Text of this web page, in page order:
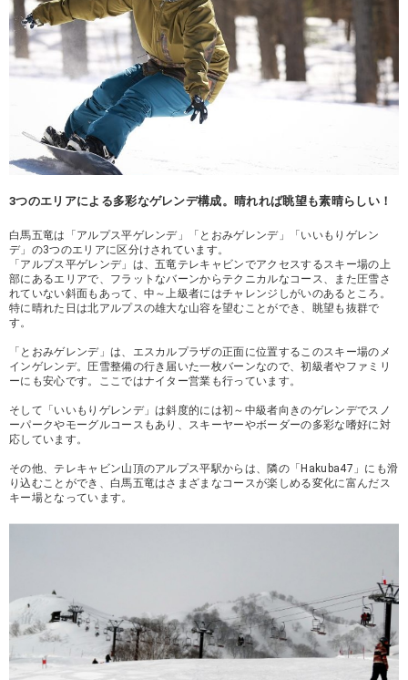
3つのエリアによる多彩なゲレンデ構成。晴れれば眺望も素晴らしい！
白馬五竜は「アルプス平ゲレンデ」「とおみゲレンデ」「いいもりゲレン
デ」の3つのエリアに区分けされています。
「アルプス平ゲレンデ」は、五竜テレキャビンでアクセスするスキー場の上
部にあるエリアで、フラットなバーンからテクニカルなコース、また圧雪さ
れていない斜面もあって、中～上級者にはチャレンジしがいのあるところ。
特に晴れた日は北アルプスの雄大な山容を望むことができ、眺望も抜群で
す。
「とおみゲレンデ」は、エスカルプラザの正面に位置するこのスキー場のメ
インゲレンデ。圧雪整備の行き届いた一枚バーンなので、初級者やファミリ
ーにも安心です。ここではナイター営業も行っています。
そして「いいもりゲレンデ」は斜度的には初～中級者向きのゲレンデでスノ
ーパークやモーグルコースもあり、スキーヤーやボーダーの多彩な嗜好に対
応しています。
その他、テレキャビン山頂のアルプス平駅からは、隣の「Hakuba47」にも滑
り込むことができ、白馬五竜はさまざまなコースが楽しめる変化に富んだス
キー場となっています。